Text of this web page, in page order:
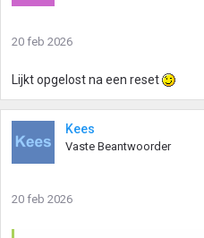
20 feb 2026
Lijkt opgelost na een reset
Kees
Vaste Beantwoorder
20 feb 2026